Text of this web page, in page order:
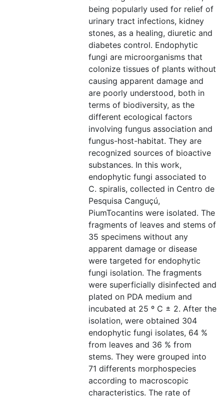
being popularly used for relief of
urinary tract infections, kidney
stones, as a healing, diuretic and
diabetes control. Endophytic
fungi are microorganisms that
colonize tissues of plants without
causing apparent damage and
are poorly understood, both in
terms of biodiversity, as the
different ecological factors
involving fungus association and
fungus-host-habitat. They are
recognized sources of bioactive
substances. In this work,
endophytic fungi associated to
C. spiralis, collected in Centro de
Pesquisa Canguçú,
PiumTocantins were isolated. The
fragments of leaves and stems of
35 specimens without any
apparent damage or disease
were targeted for endophytic
fungi isolation. The fragments
were superficially disinfected and
plated on PDA medium and
incubated at 25 º C ± 2. After the
isolation, were obtained 304
endophytic fungi isolates, 64 %
from leaves and 36 % from
stems. They were grouped into
71 differents morphospecies
according to macroscopic
characteristics. The rate of